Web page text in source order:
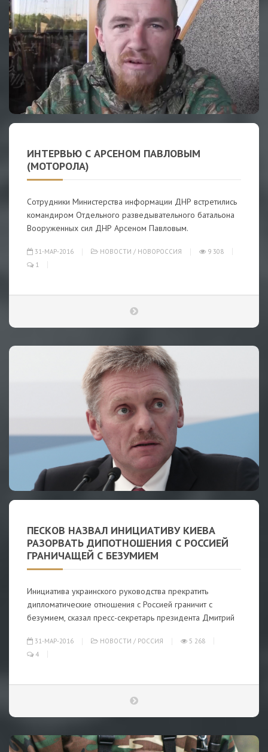
ИНТЕРВЬЮ С АРСЕНОМ ПАВЛОВЫМ
(МОТОРОЛА)
Сотрудники Министерства информации ДНР встретились
командиром Отдельного разведывательного батальона
Вооруженных сил ДНР Арсеном Павловым.
31-МАР-2016 НОВОСТИ / НОВОРОССИЯ
9 308
1
ПЕСКОВ НАЗВАЛ ИНИЦИАТИВУ КИЕВА
РАЗОРВАТЬ ДИПОТНОШЕНИЯ С РОССИЕЙ
ГРАНИЧАЩЕЙ С БЕЗУМИЕМ
Инициатива украинского руководства прекратить
дипломатические отношения с Россией граничит с
безумием, сказал пресс-секретарь президента Дмитрий
31-МАР-2016 НОВОСТИ / РОССИЯ
5 268
4